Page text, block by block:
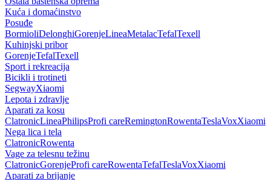
Kuća i domaćinstvo
Posuđe
BormioliDelonghiGorenjeLineaMetalacTefalTexell
Kuhinjski pribor
GorenjeTefalTexell
Sport i rekreacija
Bicikli i trotineti
SegwayXiaomi
Lepota i zdravlje
Aparati za kosu
ClatronicLineaPhilipsProfi careRemingtonRowentaTeslaVoxXiaomi
Nega lica i tela
ClatronicRowenta
Vage za telesnu težinu
ClatronicGorenjeProfi careRowentaTefalTeslaVoxXiaomi
Aparati za brijanje